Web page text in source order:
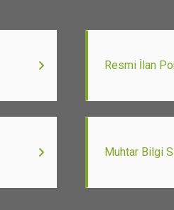
Resmi İlan
Muhtar Bilgi